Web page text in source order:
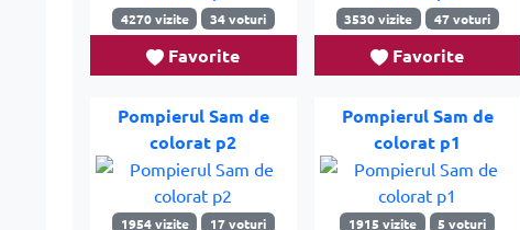
4270 vizite 34 voturi
Favorite
3530 vizite 47 voturi
Favorite
Pompierul Sam de
colorat p2
1954 vizite 17 voturi
Pompierul Sam de
colorat p1
1915 vizite 5 voturi